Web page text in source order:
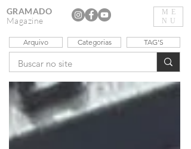
ME
NU
GRAMADO
Magazine
Arquivo Categorias TAG'S